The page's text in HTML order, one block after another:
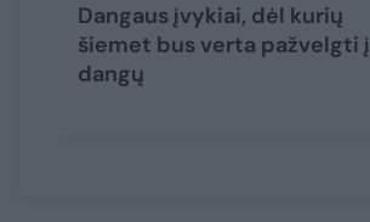
Dangaus įvykiai, dėl kurių
šiemet bus verta pažvelgti į
dangų